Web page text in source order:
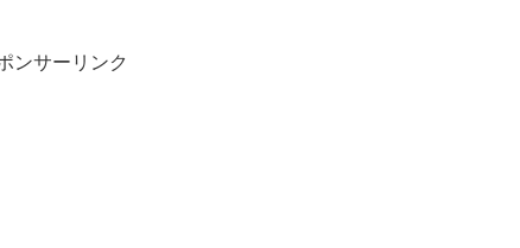
ンサーリンク